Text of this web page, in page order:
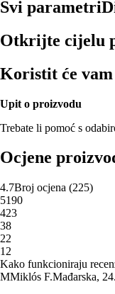
Svi parametri
Otkrijte cijelu
Koristit će vam
Upit o proizvodu
Trebate li pomoć s
Ocjene
4.7Broj ocjena (225)
5190
423
38
22
1 2
Kako funkcioniraju
MMiklós F.Mađarska,